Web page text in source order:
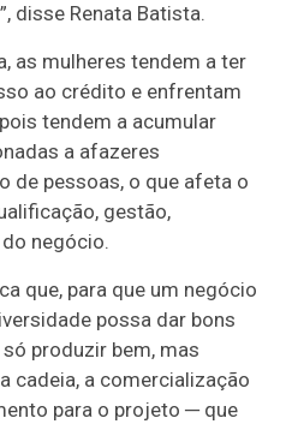
disse Renata Batista.
as mulheres tendem a ter
ao crédito e enfrentam
tendem a acumular
a afazeres
de pessoas, o que afeta o
gestão,
negócio.
que, para que um negócio
possa dar bons
produzir bem, mas
cadeia, a comercialização
para o projeto ─ que